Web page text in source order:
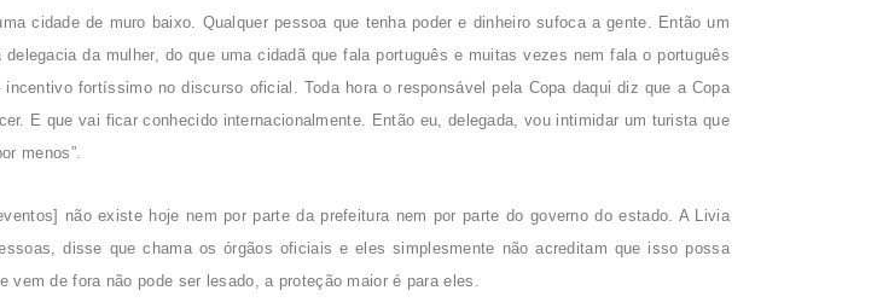
cidade de muro baixo. Qualquer pessoa que tenha poder e dinheiro sufoca a gente. Então um
da mulher, do que uma cidadã que fala português e muitas vezes nem fala o português
fortíssimo no discurso oficial. Toda hora o responsável pela Copa daqui diz que a Copa
E que vai ficar conhecido internacionalmente. Então eu, delegada, vou intimidar um turista que
menos”.
não existe hoje nem por parte da prefeitura nem por parte do governo do estado. A Livia
disse que chama os órgãos oficiais e eles simplesmente não acreditam que isso possa
vem de fora não pode ser lesado, a proteção maior é para eles.